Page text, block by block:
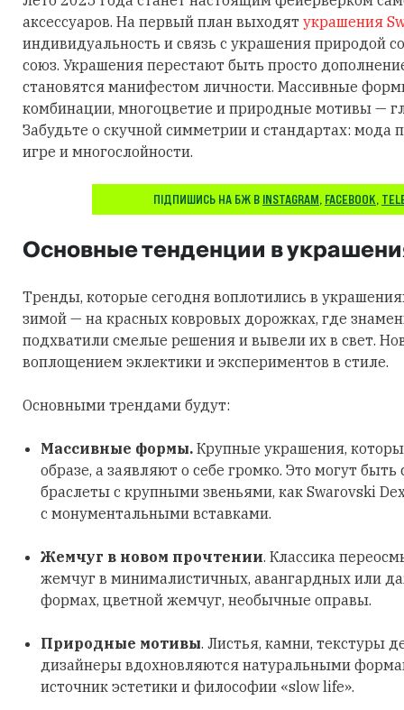
аксессуаров. На первый план выходят украшения
индивидуальность и связь с украшения природой
союз. Украшения перестают быть просто
становятся манифестом личности. Массивные
комбинации, многоцветие и природные мотивы —
Забудьте о скучной симметрии и стандартах: мода
игре и многослойности.
ПІДПИШИСЬ НА БЖ В INSTAGRAM, FACEBOOK,
Основные тенденции в
Тренды, которые сегодня воплотились в
зимой — на красных ковровых дорожках, где
подхватили смелые решения и вывели их в свет.
воплощением эклектики и экспериментов в стиле.
Основными трендами будут:
Массивные формы. Крупные украшения,
образе, а заявляют о себе громко. Это могут быть
браслеты с крупными звеньями, как Swarovski
с монументальными вставками.
Жемчуг в новом прочтении. Классика
жемчуг в минималистичных, авангардных или
формах, цветной жемчуг, необычные оправы.
Природные мотивы. Листья, камни, текстуры
дизайнеры вдохновляются натуральными
источник эстетики и философии «slow life».